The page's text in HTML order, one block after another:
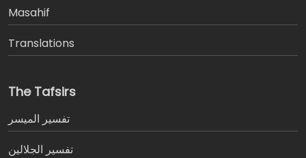
Masahif
Translations
The Tafsirs
تفسير المیسر
تفسير الجلالين